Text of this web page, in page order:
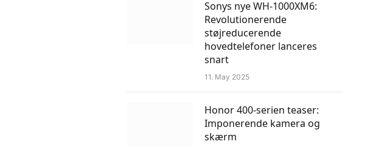
Sonys nye WH-1000XM6:
Revolutionerende
støjreducerende
hovedtelefoner lanceres
snart
11. May 2025
Honor 400-serien teaser:
Imponerende kamera og
skærm